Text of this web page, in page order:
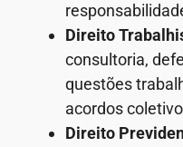
Direito
consultoria,
questões
acordos
Direito